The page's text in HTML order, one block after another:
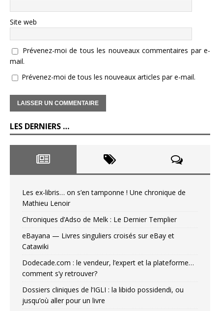
Site web
Prévenez-moi de tous les nouveaux commentaires par e-
mail.
Prévenez-moi de tous les nouveaux articles par e-mail.
LES DERNIERS …
Les ex-libris… on s’en tamponne ! Une chronique de
Mathieu Lenoir
Chroniques d’Adso de Melk : Le Dernier Templier
eBayana — Livres singuliers croisés sur eBay et
Catawiki
Dodecade.com : le vendeur, l’expert et la plateforme…
comment s’y retrouver?
Dossiers cliniques de l’IGLI : la libido possidendi, ou
jusqu’où aller pour un livre